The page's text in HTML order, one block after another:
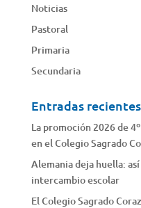
Noticias
Pastoral
Primaria
Secundaria
Entradas recientes
La promoción 2026 de
en el Colegio Sagrado
Alemania deja huella:
intercambio escolar
El Colegio Sagrado